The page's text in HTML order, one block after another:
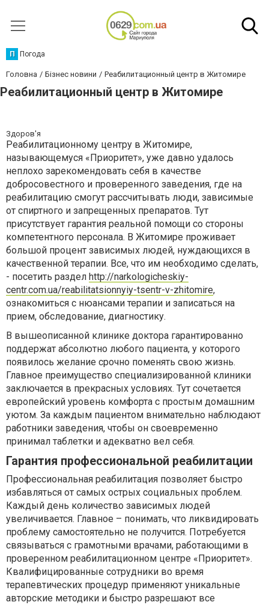
П Погода
Головна Бізнес новини Реабилитационный центр в Житомире
Реабилитационный центр в Житомире
Здоров'я
Реабилитационному центру в Житомире,
называющемуся «Приоритет», уже давно удалось
неплохо зарекомендовать себя в качестве
добросовестного и проверенного заведения, где на
реабилитацию смогут рассчитывать люди, зависимые
от спиртного и запрещенных препаратов. Тут
присутствует гарантия реальной помощи со стороны
компетентного персонала. В Житомире проживает
большой процент зависимых людей, нуждающихся в
качественной терапии. Все, что им необходимо сделать,
- посетить раздел http://narkologicheskiy-
centr.com.ua/reabilitatsionnyiy-tsentr-v-zhitomire,
ознакомиться с нюансами терапии и записаться на
прием, обследование, диагностику.
В вышеописанной клинике доктора гарантированно
поддержат абсолютно любого пациента, у которого
появилось желание срочно поменять свою жизнь.
Главное преимущество специализированной клиники
заключается в прекрасных условиях. Тут сочетается
европейский уровень комфорта с простым домашним
уютом. За каждым пациентом внимательно наблюдают
работники заведения, чтобы он своевременно
принимал таблетки и адекватно вел себя.
Гарантия профессиональной реабилитации
Профессиональная реабилитация позволяет быстро
избавляться от самых острых социальных проблем.
Каждый день количество зависимых людей
увеличивается. Главное – понимать, что ликвидировать
проблему самостоятельно не получится. Потребуется
связываться с грамотными врачами, работающими в
проверенном реабилитационном центре «Приоритет».
Квалифицированные сотрудники во время
терапевтических процедур применяют уникальные
авторские методики и быстро разрешают все